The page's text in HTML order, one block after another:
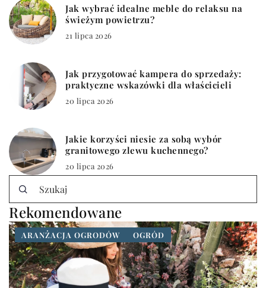
Jak wybrać idealne meble do relaksu na
świeżym powietrzu?
21 lipca 2026
Jak przygotować kampera do sprzedaży:
praktyczne wskazówki dla właścicieli
20 lipca 2026
Jakie korzyści niesie za sobą wybór
granitowego zlewu kuchennego?
20 lipca 2026
Rekomendowane
ARANŻACJA OGRODÓW OGRÓD